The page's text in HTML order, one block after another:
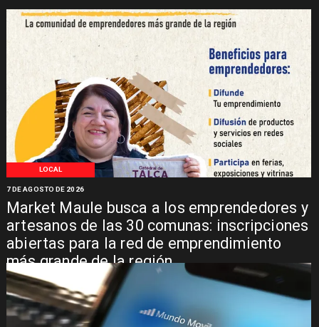
LOCAL
Market Maule busca a los emprendedores y
artesanos de las 30 comunas: inscripciones
abiertas para la red de emprendimiento
más grande de la región
7 DE AGOSTO DE 2026